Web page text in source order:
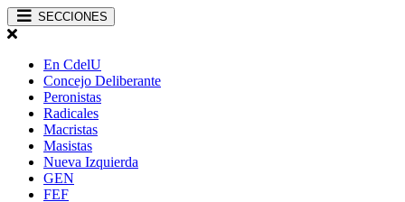
SECCIONES
En CdelU
Concejo Deliberante
Peronistas
Radicales
Macristas
Masistas
Nueva Izquierda
GEN
FEF